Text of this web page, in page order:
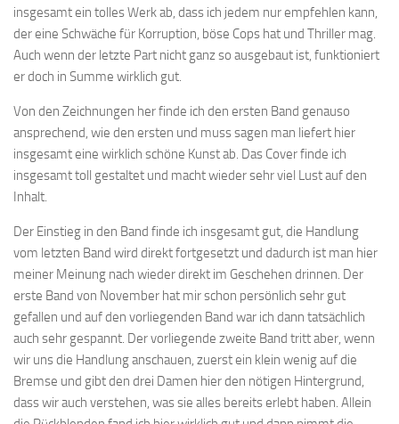
insgesamt ein tolles Werk ab, dass ich jedem nur empfehlen kann,
der eine Schwäche für Korruption, böse Cops hat und Thriller mag.
Auch wenn der letzte Part nicht ganz so ausgebaut ist, funktioniert
er doch in Summe wirklich gut.
Von den Zeichnungen her finde ich den ersten Band genauso
ansprechend, wie den ersten und muss sagen man liefert hier
insgesamt eine wirklich schöne Kunst ab. Das Cover finde ich
insgesamt toll gestaltet und macht wieder sehr viel Lust auf den
Inhalt.
Der Einstieg in den Band finde ich insgesamt gut, die Handlung
vom letzten Band wird direkt fortgesetzt und dadurch ist man hier
meiner Meinung nach wieder direkt im Geschehen drinnen. Der
erste Band von November hat mir schon persönlich sehr gut
gefallen und auf den vorliegenden Band war ich dann tatsächlich
auch sehr gespannt. Der vorliegende zweite Band tritt aber, wenn
wir uns die Handlung anschauen, zuerst ein klein wenig auf die
Bremse und gibt den drei Damen hier den nötigen Hintergrund,
dass wir auch verstehen, was sie alles bereits erlebt haben. Allein